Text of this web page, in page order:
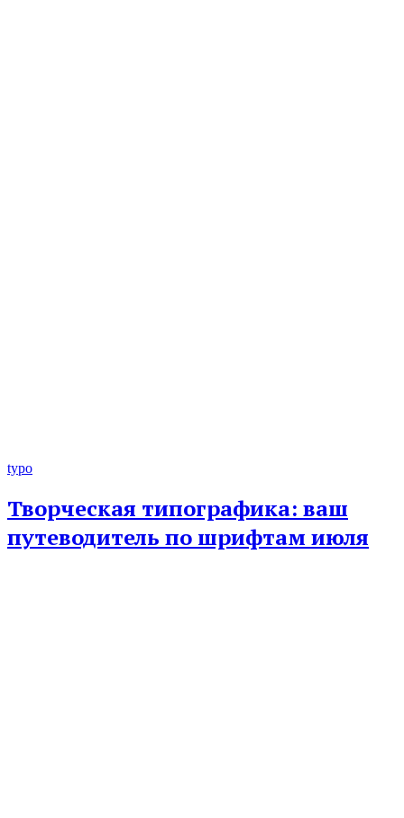
typo
Творческая типографика: ваш
путеводитель по шрифтам июля